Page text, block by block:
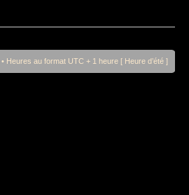
• Heures au format UTC + 1 heure [ Heure d’été ]